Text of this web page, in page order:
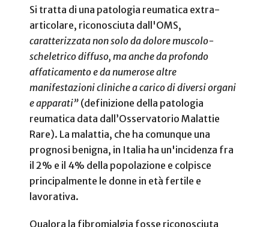
Si tratta di una patologia reumatica extra-
articolare, riconosciuta dall'OMS,
caratterizzata non solo da dolore muscolo-
scheletrico diffuso, ma anche da profondo
affaticamento e da numerose altre
manifestazioni cliniche a carico di diversi organi
e apparati” (definizione della patologia
reumatica data dall’Osservatorio Malattie
Rare). La malattia, che ha comunque una
prognosi benigna, in Italia ha un'incidenza fra
il 2% e il 4% della popolazione e colpisce
principalmente le donne in età fertile e
lavorativa.
Qualora la fibromialgia fosse riconosciuta